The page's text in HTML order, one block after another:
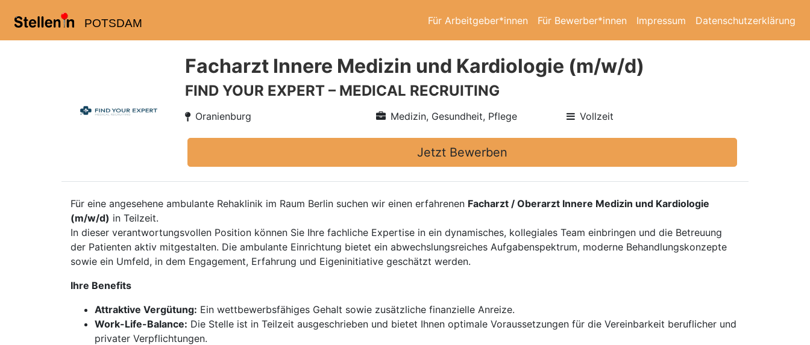
POTSDAM Für Arbeitgeber*innen Für Bewerber*innen Impressum Datenschutzerklärung
Facharzt Innere Medizin und Kardiologie (m/w/d)
FIND YOUR EXPERT – MEDICAL RECRUITING
Oranienburg Medizin, Gesundheit, Pflege Vollzeit
Jetzt Bewerben
Für eine angesehene ambulante Rehaklinik im Raum Berlin suchen wir einen erfahrenen Facharzt / Oberarzt Innere Medizin und Kardiologie
(m/w/d) in Teilzeit.
In dieser verantwortungsvollen Position können Sie Ihre fachliche Expertise in ein dynamisches, kollegiales Team einbringen und die Betreuung
der Patienten aktiv mitgestalten. Die ambulante Einrichtung bietet ein abwechslungsreiches Aufgabenspektrum, moderne Behandlungskonzepte
sowie ein Umfeld, in dem Engagement, Erfahrung und Eigeninitiative geschätzt werden.
Ihre Benefits
Attraktive Vergütung: Ein wettbewerbsfähiges Gehalt sowie zusätzliche finanzielle Anreize.
Work-Life-Balance: Die Stelle ist in Teilzeit ausgeschrieben und bietet Ihnen optimale Voraussetzungen für die Vereinbarkeit beruflicher und
privater Verpflichtungen.